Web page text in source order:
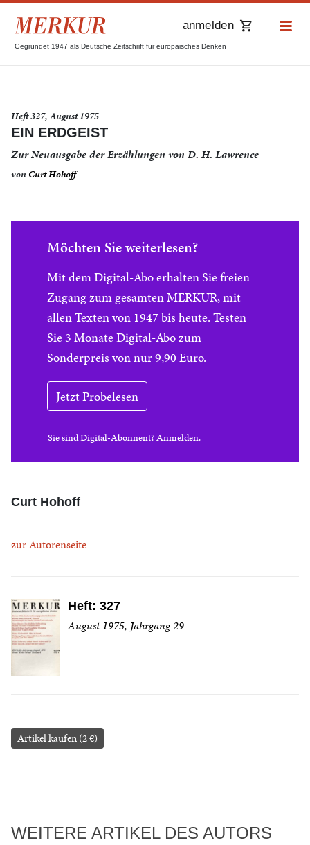
Gegründet 1947 als Deutsche Zeitschrift für europäisches Denken
anmelden
Heft 327, August 1975
EIN ERDGEIST
Zur Neuausgabe der Erzählungen von D. H. Lawrence
vonCurt Hohoff
Möchten Sie weiterlesen?
Mit dem Digital-Abo erhalten Sie freien
Zugang zum gesamten MERKUR, mit
allen Texten von 1947 bis heute. Testen
Sie 3 Monate Digital-Abo zum
Sonderpreis von nur 9,90 Euro.
Jetzt Probelesen
Sie sind Digital-Abonnent? Anmelden.
Curt Hohoff
zur Autorenseite
Heft: 327
August 1975, Jahrgang 29
Artikel kaufen (2 €)
WEITERE ARTIKEL DES AUTORS